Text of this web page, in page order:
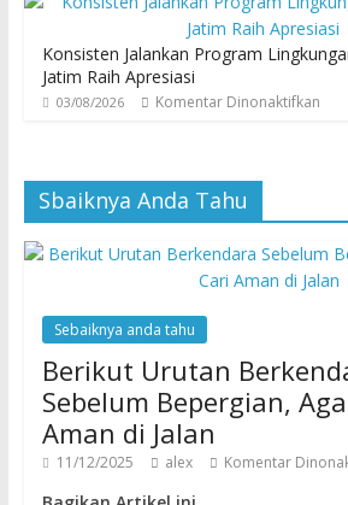
Konsisten Jalankan Program
Jatim Raih Apresiasi
03/08/2026 Komentar Dinonaktifkan
Sbaiknya Anda Tahu
Sebaiknya anda tahu
Berikut Urutan
Sebelum Bepergian,
Aman di Jalan
11/12/2025 alex Komentar